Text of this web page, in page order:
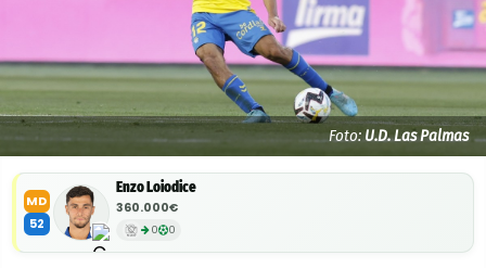
Foto:U.D. Las Palmas
MD
52
Enzo Loiodice
360.000€
0 0